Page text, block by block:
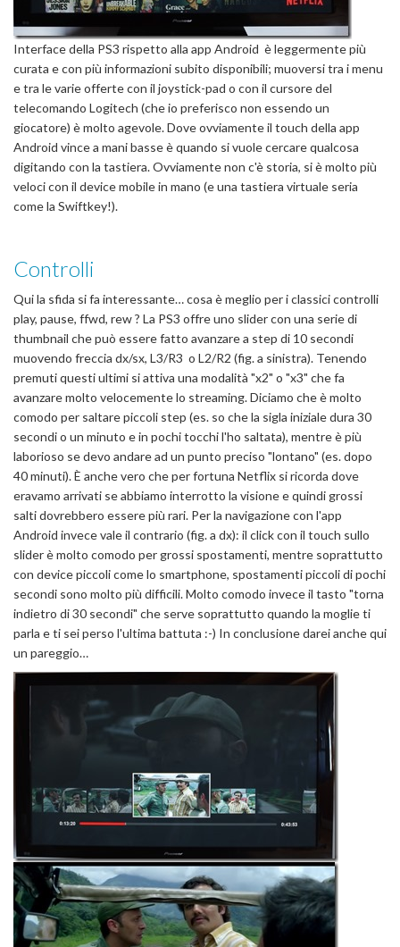
Interface della PS3 rispetto alla app Android è leggermente più
curata e con più informazioni subito disponibili; muoversi tra i menu
e tra le varie offerte con il joystick-pad o con il cursore del
telecomando Logitech (che io preferisco non essendo un
giocatore) è molto agevole. Dove ovviamente il touch della app
Android vince a mani basse è quando si vuole cercare qualcosa
digitando con la tastiera. Ovviamente non c'è storia, si è molto più
veloci con il device mobile in mano (e una tastiera virtuale seria
come la Swiftkey!).
Controlli
Qui la sfida si fa interessante… cosa è meglio per i classici controlli
play, pause, ffwd, rew ? La PS3 offre uno slider con una serie di
thumbnail che può essere fatto avanzare a step di 10 secondi
muovendo freccia dx/sx, L3/R3 o L2/R2 (fig. a sinistra). Tenendo
premuti questi ultimi si attiva una modalità "x2" o "x3" che fa
avanzare molto velocemente lo streaming. Diciamo che è molto
comodo per saltare piccoli step (es. so che la sigla iniziale dura 30
secondi o un minuto e in pochi tocchi l'ho saltata), mentre è più
laborioso se devo andare ad un punto preciso "lontano" (es. dopo
40 minuti). È anche vero che per fortuna Netflix si ricorda dove
eravamo arrivati se abbiamo interrotto la visione e quindi grossi
salti dovrebbero essere più rari. Per la navigazione con l'app
Android invece vale il contrario (fig. a dx): il click con il touch sullo
slider è molto comodo per grossi spostamenti, mentre soprattutto
con device piccoli come lo smartphone, spostamenti piccoli di pochi
secondi sono molto più difficili. Molto comodo invece il tasto "torna
indietro di 30 secondi" che serve soprattutto quando la moglie ti
parla e ti sei perso l'ultima battuta :-) In conclusione darei anche qui
un pareggio…